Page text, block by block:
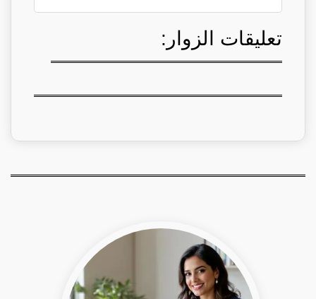
تعليقات الزوار: